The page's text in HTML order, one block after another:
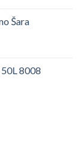
Šara
8008